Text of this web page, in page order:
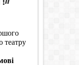
театру